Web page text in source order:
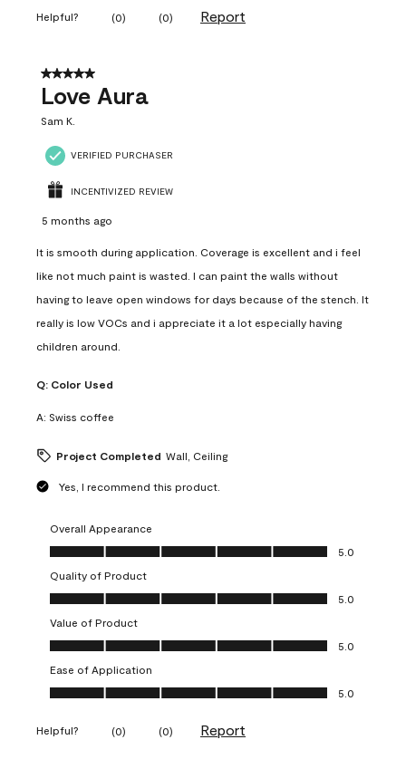
Helpful? (0) (0) Report
5 out of 5 stars.
Love Aura
Sam K.
VERIFIED PURCHASER
INCENTIVIZED REVIEW
5 months ago
It is smooth during application. Coverage is excellent and i feel
like not much paint is wasted. I can paint the walls without
having to leave open windows for days because of the stench. It
really is low VOCs and i appreciate it a lot especially having
children around.
Q: Color Used
A: Swiss coffee
Project Completed Wall, Ceiling
Yes, I recommend this product.
Overall Appearance
Overall Appearance, 5.0 out of 5
5.0
Quality of Product
Quality of Product, 5.0 out of 5
5.0
Value of Product
Value of Product, 5.0 out of 5
5.0
Ease of Application
Ease of Application, 5.0 out of 5
5.0
Helpful? (0) (0) Report